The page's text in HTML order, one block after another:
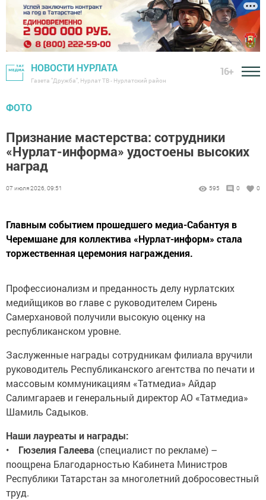
НОВОСТИ НУРЛАТА
Газета "Дружба", Нурлат ТВ - Нурлатский район
16+
ФОТО
Признание мастерства: сотрудники
«Нурлат-информа» удостоены высоких
наград
07 июля 2026, 09:51 595 0 0
Главным событием прошедшего медиа-Сабантуя в
Черемшане для коллектива «Нурлат-информ» стала
торжественная церемония награждения.
Профессионализм и преданность делу нурлатских
медийщиков во главе с руководителем Сирень
Самерхановой получили высокую оценку на
республиканском уровне.
Заслуженные награды сотрудникам филиала вручили
руководитель Республиканского агентства по печати и
массовым коммуникациям «Татмедиа» Айдар
Салимгараев и генеральный директор АО «Татмедиа»
Шамиль Садыков.
Наши лауреаты и награды:
• Гюзелия Галеева (специалист по рекламе) –
поощрена Благодарностью Кабинета Министров
Республики Татарстан за многолетний добросовестный
труд.